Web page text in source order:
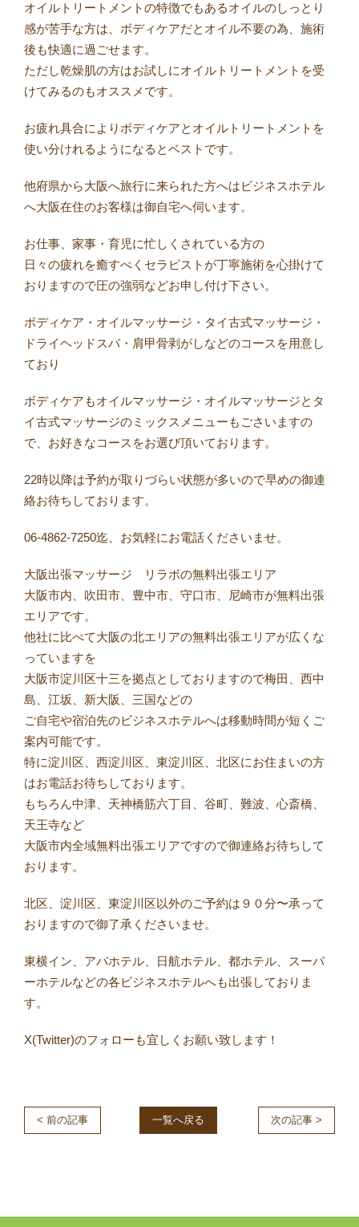
オイルトリートメントの特徴でもあるオイルのしっとり
感が苦手な方は、ボディケアだとオイル不要の為、施術
後も快適に過ごせます。
ただし乾燥肌の方はお試しにオイルトリートメントを受
けてみるのもオススメです。
お疲れ具合によりボディケアとオイルトリートメントを
使い分けれるようになるとベストです。
他府県から大阪へ旅行に来られた方へはビジネスホテル
へ大阪在住のお客様は御自宅へ伺います。
お仕事、家事・育児に忙しくされている方の
日々の疲れを癒すべくセラピストが丁寧施術を心掛けて
おりますので圧の強弱などお申し付け下さい。
ボディケア・オイルマッサージ・タイ古式マッサージ・
ドライヘッドスパ・肩甲骨剥がしなどのコースを用意し
ており
ボディケアもオイルマッサージ・オイルマッサージとタ
イ古式マッサージのミックスメニューもごさいますの
で、お好きなコースをお選び頂いております。
22時以降は予約が取りづらい状態が多いので早めの御連
絡お待ちしております。
06-4862-7250迄、お気軽にお電話くださいませ。
大阪出張マッサージ リラボの無料出張エリア
大阪市内、吹田市、豊中市、守口市、尼崎市が無料出張
エリアです。
他社に比べて大阪の北エリアの無料出張エリアが広くな
っていますを
大阪市淀川区十三を拠点としておりますので梅田、西中
島、江坂、新大阪、三国などの
ご自宅や宿泊先のビジネスホテルへは移動時間が短くご
案内可能です。
特に淀川区、西淀川区、東淀川区、北区にお住まいの方
はお電話お待ちしております。
もちろん中津、天神橋筋六丁目、谷町、難波、心斎橋、
天王寺など
大阪市内全域無料出張エリアですので御連絡お待ちして
おります。
北区、淀川区、東淀川区以外のご予約は９０分〜承って
おりますので御了承くださいませ。
東横イン、アパホテル、日航ホテル、都ホテル、スーパ
ーホテルなどの各ビジネスホテルへも出張しておりま
す。
X(Twitter)のフォローも宜しくお願い致します！
< 前の記事 一覧へ戻る 次の記事 >